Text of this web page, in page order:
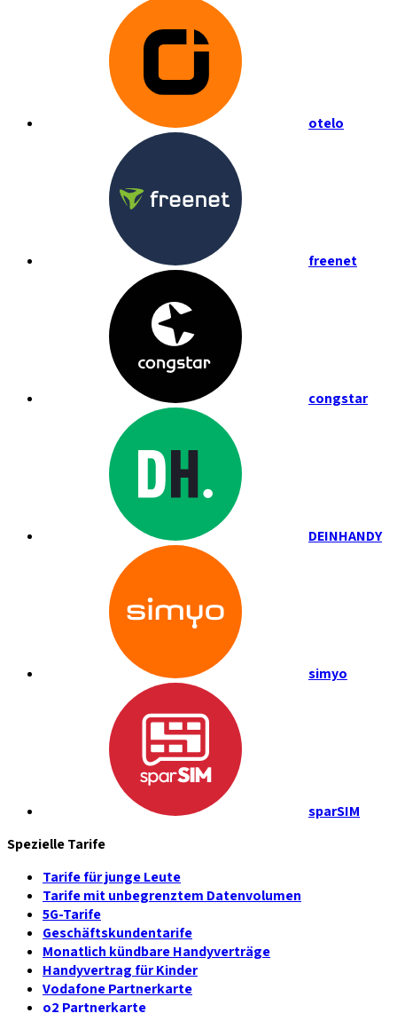
otelo
freenet
congstar
DEINHANDY
simyo
sparSIM
Spezielle Tarife
Tarife für junge Leute
Tarife mit unbegrenztem Datenvolumen
5G-Tarife
Geschäftskundentarife
Monatlich kündbare Handyverträge
Handyvertrag für Kinder
Vodafone Partnerkarte
o2 Partnerkarte